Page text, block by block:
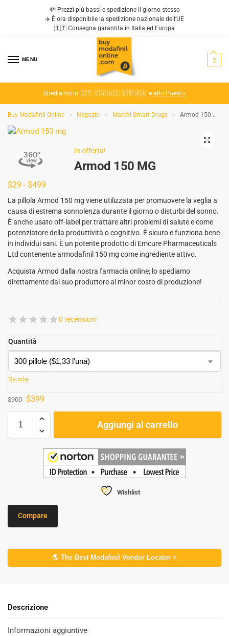
💸 Prezzi più bassi e spedizione il giorno stesso
✈️ È ora disponibile la spedizione nazionale dell’UE
🇮🇹 Consegna garantita in Italia ed Europa
MENU 2
Spediamo in 🇮🇹 🇪🇺 🇺🇸 🇬🇧 🇦🇺 e altri Paesi >
Buy Modafinil Online > Negozio > Marchi Smart Drugs > Armod 150 MG
In offerta!
Armod 150 MG
$29 - $499
La pillola Armod 150 mg viene utilizzata per promuovere la veglia a
causa di estrema sonnolenza durante il giorno o disturbi del sonno.
È anche usato off-label per trattare altri problemi di salute e come
potenziatore della produttività o cognitivo. È sicuro e funziona bene
in individui sani. È un potente prodotto di Emcure Pharmaceuticals
Ltd contenente armodafinil 150 mg come ingrediente attivo.
Acquista Armod dalla nostra farmacia online; lo spediamo
direttamente dal suo produttore al minor costo di produzione!
.
0 recensioni
Quantità
Svuota
$900 $399
Aggiungi al carrello
Wishlist
Compare
🌎 The Best Modafinil Vendor Locator >
Descrizione
Informazioni aggiuntive